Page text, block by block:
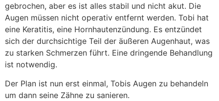
gebrochen, aber es ist alles stabil und nicht akut. Die
Augen müssen nicht operativ entfernt werden. Tobi hat
eine Keratitis, eine Hornhautenzündung. Es entzündet
sich der durchsichtige Teil der äußeren Augenhaut, was
zu starken Schmerzen führt. Eine dringende Behandlung
ist notwendig.
Der Plan ist nun erst einmal, Tobis Augen zu behandeln
um dann seine Zähne zu sanieren.